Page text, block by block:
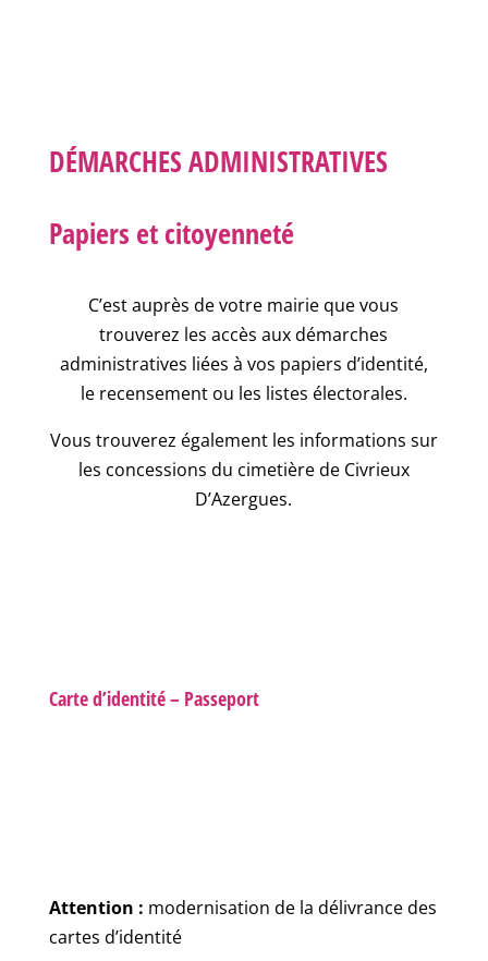
DÉMARCHES ADMINISTRATIVES
Papiers et citoyenneté
C’est auprès de votre mairie que vous
trouverez les accès aux démarches
administratives liées à vos papiers d’identité,
le recensement ou les listes électorales.
Vous trouverez également les informations sur
les concessions du cimetière de Civrieux
D’Azergues.
Carte d’identité – Passeport
Attention : modernisation de la délivrance des
cartes d’identité